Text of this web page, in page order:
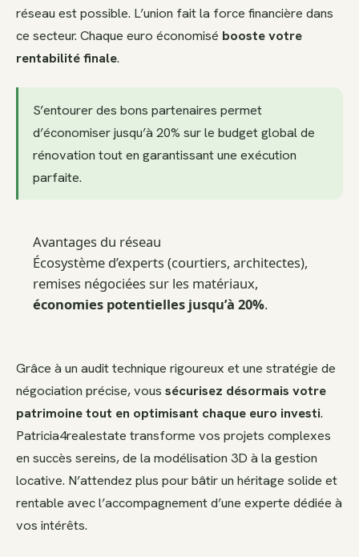
réseau est possible. L’union fait la force financière dans
ce secteur. Chaque euro économisé booste votre
rentabilité finale.
S’entourer des bons partenaires permet
d’économiser jusqu’à 20% sur le budget global de
rénovation tout en garantissant une exécution
parfaite.
Avantages du réseau
Écosystème d’experts (courtiers, architectes),
remises négociées sur les matériaux,
économies potentielles jusqu’à 20%.
Grâce à un audit technique rigoureux et une stratégie de
négociation précise, vous sécurisez désormais votre
patrimoine tout en optimisant chaque euro investi.
Patricia4realestate transforme vos projets complexes
en succès sereins, de la modélisation 3D à la gestion
locative. N’attendez plus pour bâtir un héritage solide et
rentable avec l’accompagnement d’une experte dédiée à
vos intérêts.